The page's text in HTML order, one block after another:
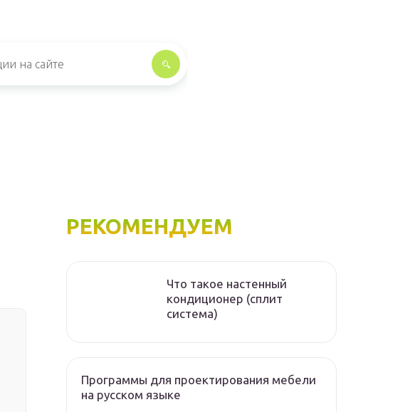
РЕКОМЕНДУЕМ
Что такое настенный
кондиционер (сплит
система)
Программы для проектирования мебели
на русском языке